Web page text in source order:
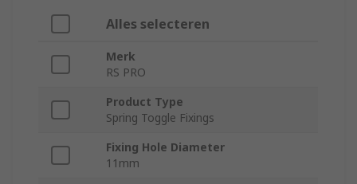
Alles selecteren
Merk
RS PRO
Product Type
Spring Toggle Fixings
Fixing Hole Diameter
11mm